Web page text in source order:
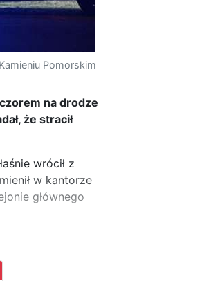
Pomorskim
na drodze
że stracił
wrócił z
w kantorze
głównego